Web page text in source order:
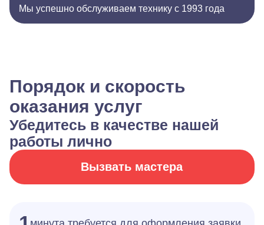
Мы успешно обслуживаем технику с 1993 года
Порядок и скорость
оказания услуг
Убедитесь в качестве нашей
работы лично
Вызвать мастера